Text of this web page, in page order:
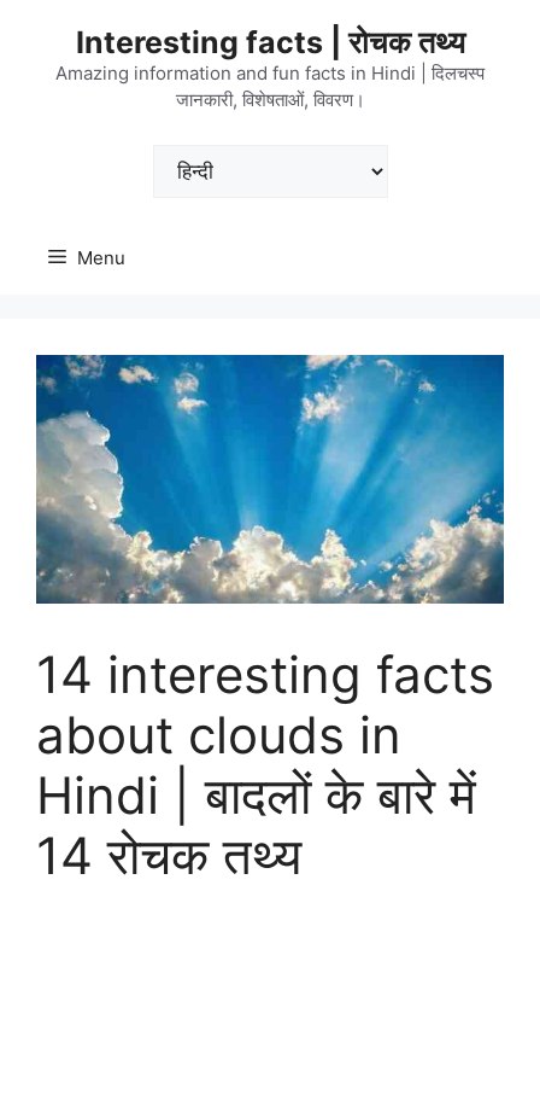
content
Interesting facts | रोचक तथ्य
Amazing information and fun facts in Hindi | दिलचस्प
जानकारी, विशेषताओं, विवरण।
Choose
Menu
14 interesting facts
about clouds in
Hindi | बादलों के बारे में
14 रोचक तथ्य